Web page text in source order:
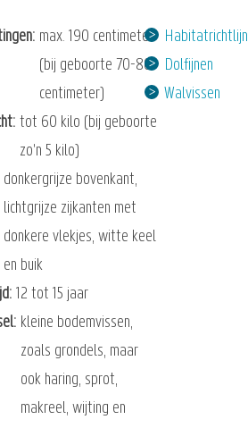
max. 190 centimeter
(bij geboorte 70-80
centimeter)
tot 60 kilo (bij geboorte
zo'n 5 kilo)
donkergrijze bovenkant,
lichtgrijze zijkanten met
donkere vlekjes, witte keel
en buik
12 tot 15 jaar
kleine bodemvissen,
zoals grondels, maar
ook haring, sprot,
makreel, wijting en
Habitatrichtlijn
Dolfijnen
Walvissen